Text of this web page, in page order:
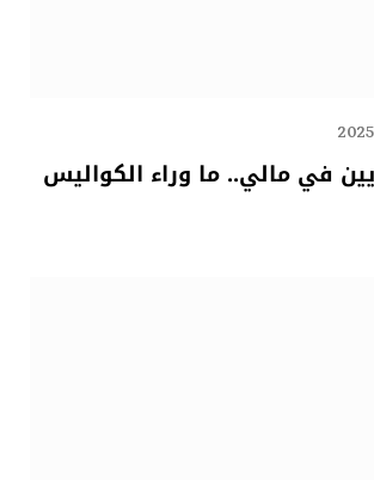
في مالي.. ما وراء الكواليس